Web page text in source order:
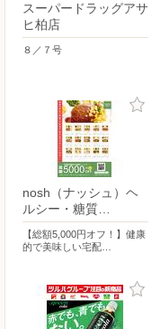
スーパードラッグアサ
ヒ柏店
８／７号
nosh（ナッシュ）ヘ
ルシー・糖質…
【総額5,000円オフ！】健康
的で美味しい宅配…